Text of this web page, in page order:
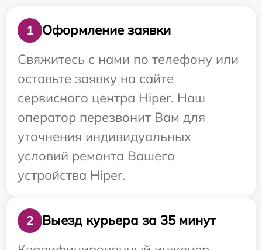
1
Оформление заявки
Свяжитесь с нами по телефону или
оставьте заявку на сайте
сервисного центра Hiper. Наш
оператор перезвонит Вам для
уточнения индивидуальных
условий ремонта Вашего
устройства Hiper.
2
Выезд курьера за 35 минут